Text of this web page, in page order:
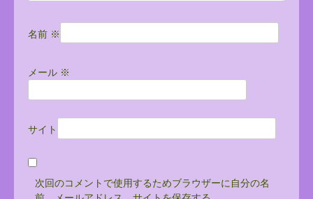
名前 ※
メール ※
サイト
次回のコメントで使用するためブラウザーに自分の名